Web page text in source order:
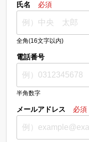
氏名 必須
全角(16文字以内)
電話番号
半角数字
メールアドレス 必須